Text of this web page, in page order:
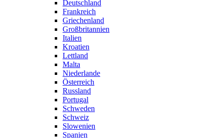
Deutschland
Frankreich
Griechenland
Großbritannien
Italien
Kroatien
Lettland
Malta
Niederlande
Österreich
Russland
Portugal
Schweden
Schweiz
Slowenien
Spanien